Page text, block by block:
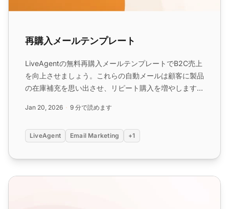
再購入メールテンプレート
LiveAgentの無料再購入メールテンプレートでB2C売上
を向上させましょう。これらの自動メールは顧客に製品
の在庫補充を思い出させ、リピート購入を増やします。
的な収益を効果的に生み出します。...
Jan 20, 2026 9 分で読めます
LiveAgent Email Marketing +1
ロイヤルティプログラムメールテンプレート